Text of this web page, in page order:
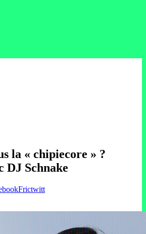
la « chipiecore » ?
DJ Schnake
Frictwitt